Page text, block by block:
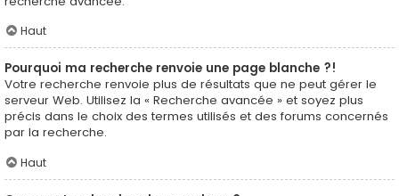
Haut
Pourquoi ma recherche renvoie une page blanche ?!
Votre recherche renvoie plus de résultats que ne peut gérer le
serveur Web. Utilisez la « Recherche avancée » et soyez plus
précis dans le choix des termes utilisés et des forums concernés
par la recherche.
Haut